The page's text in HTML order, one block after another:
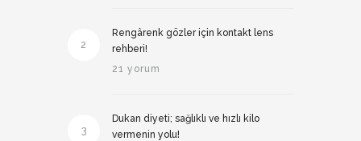
2
Rengârenk gözler için kontakt lens
rehberi!
21 yorum
3
Dukan diyeti; sağlıklı ve hızlı kilo
vermenin yolu!